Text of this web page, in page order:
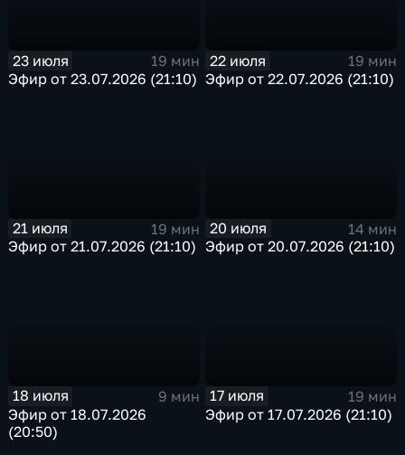
23 июля
19 мин
Эфир от 23.07.2026 (21:10)
22 июля
19 мин
Эфир от 22.07.2026 (21:10)
21 июля
19 мин
Эфир от 21.07.2026 (21:10)
20 июля
14 мин
Эфир от 20.07.2026 (21:10)
18 июля
9 мин
Эфир от 18.07.2026
(20:50)
17 июля
19 мин
Эфир от 17.07.2026 (21:10)